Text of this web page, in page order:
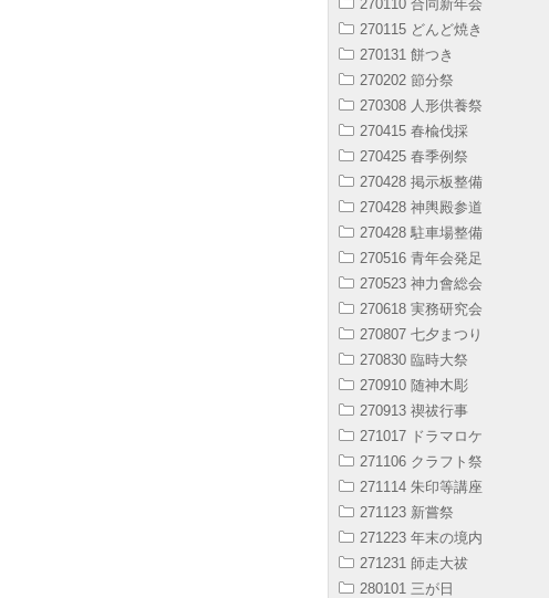
270110 合同新年会
270115 どんど焼き
270131 餅つき
270202 節分祭
270308 人形供養祭
270415 春楡伐採
270425 春季例祭
270428 掲示板整備
270428 神輿殿参道
270428 駐車場整備
270516 青年会発足
270523 神力會総会
270618 実務研究会
270807 七夕まつり
270830 臨時大祭
270910 随神木彫
270913 禊祓行事
271017 ドラマロケ
271106 クラフト祭
271114 朱印等講座
271123 新嘗祭
271223 年末の境内
271231 師走大祓
280101 三が日